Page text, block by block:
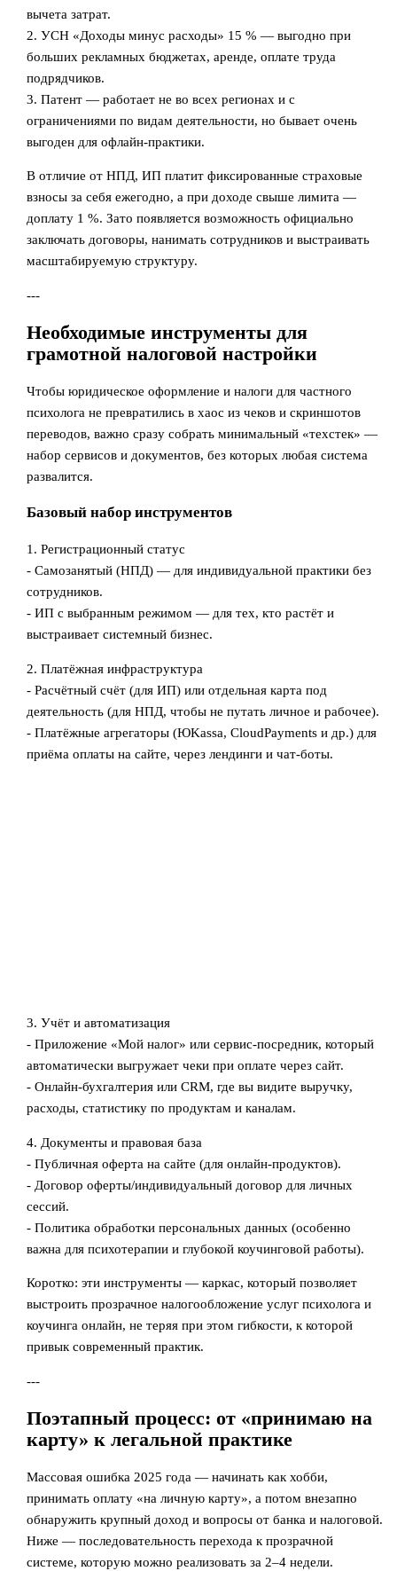
вычета затрат.
2. УСН «Доходы минус расходы» 15 % — выгодно при
больших рекламных бюджетах, аренде, оплате труда
подрядчиков.
3. Патент — работает не во всех регионах и с
ограничениями по видам деятельности, но бывает очень
выгоден для офлайн‑практики.
В отличие от НПД, ИП платит фиксированные страховые
взносы за себя ежегодно, а при доходе свыше лимита —
доплату 1 %. Зато появляется возможность официально
заключать договоры, нанимать сотрудников и выстраивать
масштабируемую структуру.
---
Необходимые инструменты для
грамотной налоговой настройки
Чтобы юридическое оформление и налоги для частного
психолога не превратились в хаос из чеков и скриншотов
переводов, важно сразу собрать минимальный «техстек» —
набор сервисов и документов, без которых любая система
развалится.
Базовый набор инструментов
1. Регистрационный статус
- Самозанятый (НПД) — для индивидуальной практики без
сотрудников.
- ИП с выбранным режимом — для тех, кто растёт и
выстраивает системный бизнес.
2. Платёжная инфраструктура
- Расчётный счёт (для ИП) или отдельная карта под
деятельность (для НПД, чтобы не путать личное и рабочее).
- Платёжные агрегаторы (ЮKassa, CloudPayments и др.) для
приёма оплаты на сайте, через лендинги и чат‑боты.
3. Учёт и автоматизация
- Приложение «Мой налог» или сервис‑посредник, который
автоматически выгружает чеки при оплате через сайт.
- Онлайн‑бухгалтерия или CRM, где вы видите выручку,
расходы, статистику по продуктам и каналам.
4. Документы и правовая база
- Публичная оферта на сайте (для онлайн‑продуктов).
- Договор оферты/индивидуальный договор для личных
сессий.
- Политика обработки персональных данных (особенно
важна для психотерапии и глубокой коучинговой работы).
Коротко: эти инструменты — каркас, который позволяет
выстроить прозрачное налогообложение услуг психолога и
коучинга онлайн, не теряя при этом гибкости, к которой
привык современный практик.
---
Поэтапный процесс: от «принимаю на
карту» к легальной практике
Массовая ошибка 2025 года — начинать как хобби,
принимать оплату «на личную карту», а потом внезапно
обнаружить крупный доход и вопросы от банка и налоговой.
Ниже — последовательность перехода к прозрачной
системе, которую можно реализовать за 2–4 недели.